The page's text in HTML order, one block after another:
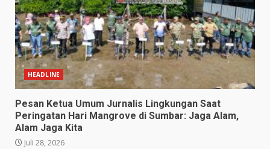
HEADLINE
Pesan Ketua Umum Jurnalis Lingkungan Saat
Peringatan Hari Mangrove di Sumbar: Jaga Alam,
Alam Jaga Kita
Juli 28, 2026